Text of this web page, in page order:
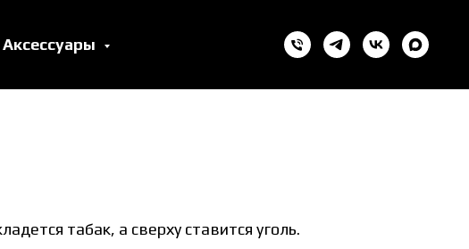
Аксессуары
табак, а сверху ставится уголь.